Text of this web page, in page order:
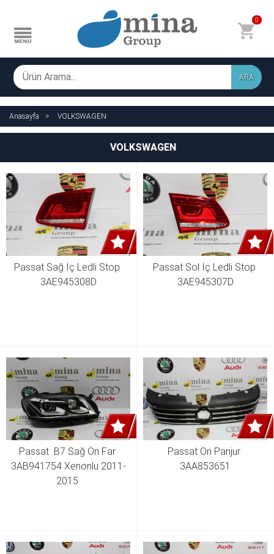
0
ARA
Anasayfa VOLKSWAGEN
VOLKSWAGEN
Passat Sağ İç Ledli Stop
3AE945308D
Passat Sol İç Ledli Stop
3AE945307D
Passat  B7 Sağ Ön Far
3AB941754 Xenonlu 2011-
2015
Passat Ön Panjur
3AA853651